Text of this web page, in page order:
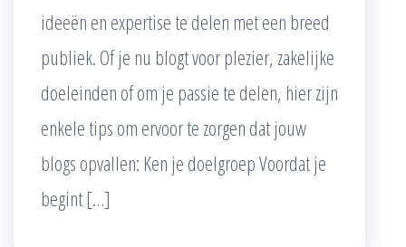
ideeën en expertise te delen met een breed
publiek. Of je nu blogt voor plezier, zakelijke
doeleinden of om je passie te delen, hier zijn
enkele tips om ervoor te zorgen dat jouw
blogs opvallen: Ken je doelgroep Voordat je
begint […]